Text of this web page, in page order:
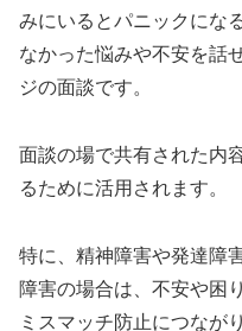
みにいるとパニックにな
なかった悩みや不安を話
ジの面談です。
面談の場で共有された内
るために活用されます。
特に、精神障害や発達障
障害の場合は、不安や困
ミスマッチ防止につなが